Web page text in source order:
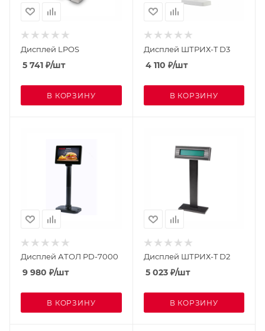
Дисплей LPOS
5 741 ₽/шт
В КОРЗИНУ
Дисплей ШТРИХ-T D3
4 110 ₽/шт
В КОРЗИНУ
Дисплей АТОЛ PD-7000
9 980 ₽/шт
В КОРЗИНУ
Дисплей ШТРИХ-T D2
5 023₽/шт
В КОРЗИНУ